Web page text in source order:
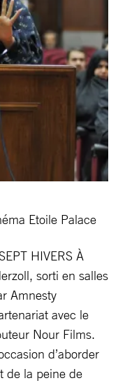
Etoile Palace
HIVERS À
sorti en salles
Amnesty
avec le
Nour Films.
d’aborder
de la peine de